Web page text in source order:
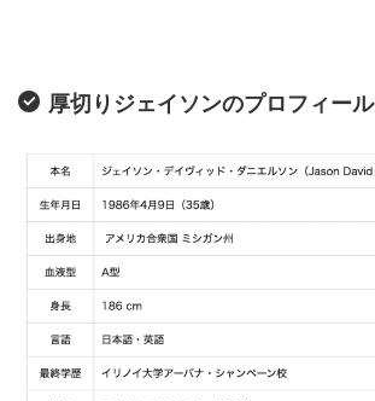
厚切りジェイソンのプロフィール